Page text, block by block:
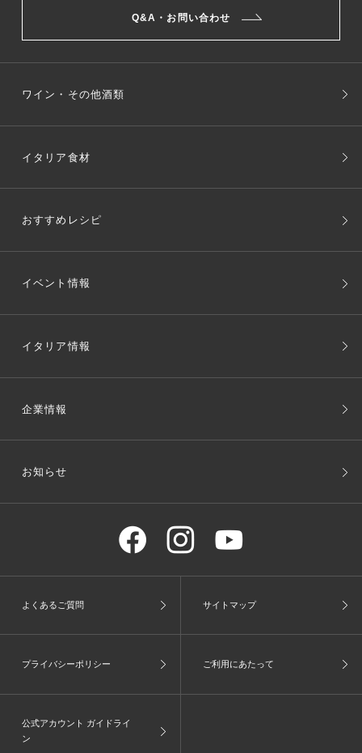
Q&A・お問い合わせ
ワイン・その他酒類
イタリア食材
おすすめレシピ
イベント情報
イタリア情報
企業情報
お知らせ
よくあるご質問 サイトマップ
プライバシーポリシー ご利用にあたって
公式アカウント ガイドライ
ン